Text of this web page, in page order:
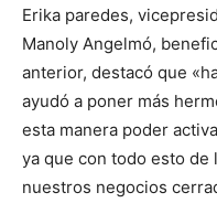
Erika paredes,
Manoly Angelmó,
anterior, destacó que
ayudó a poner más
esta manera poder
ya que con todo esto de
nuestros negocios